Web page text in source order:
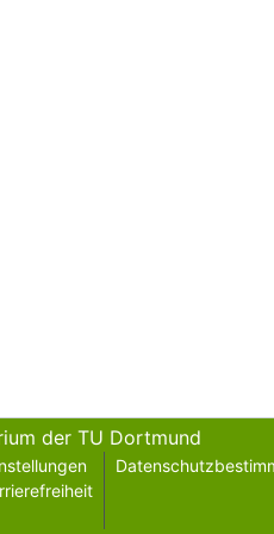
der TU Dortmund